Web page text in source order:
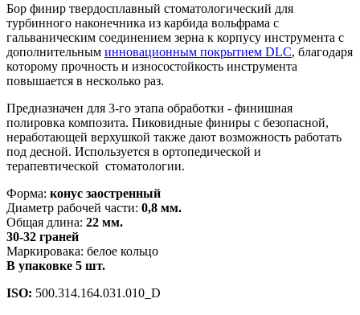
Бор финир твердосплавный стоматологический для
турбинного наконечника из карбида вольфрама с
гальваническим соединением зерна к корпусу инструмента с
дополнительным инновационным покрытием DLC, благодаря
которому прочность и износостойкость инструмента
повышается в несколько раз.
Предназначен для 3-го этапа обработки - финишная
полировка композита. Пиковидные финиры с безопасной,
неработающей верхушкой также дают возможность работать
под десной. Используется в ортопедической и
терапевтической стоматологии.
Форма: конус заостренный
Диаметр рабочей части: 0,8 мм.
Общая длина: 22 мм.
30-32 граней
Маркировака: белое кольцо
В упаковке 5 шт.
ISO: 500.314.164.031.010_D